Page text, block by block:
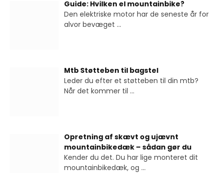
Guide: Hvilken el mountainbike?
Den elektriske motor har de seneste år for
alvor bevæget ...
Mtb Støtteben til bagstel
Leder du efter et støtteben til din mtb?
Når det kommer til ...
Opretning af skævt og ujævnt
mountainbikedæk – sådan gør du
Kender du det. Du har lige monteret dit
mountainbikedæk, og ...